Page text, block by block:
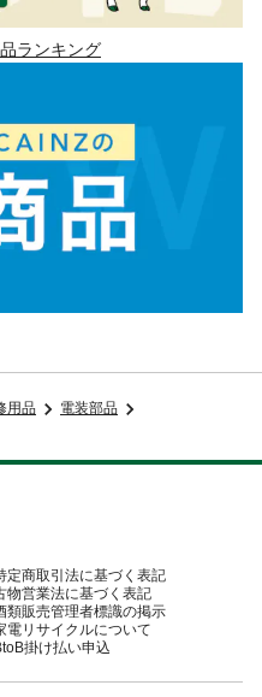
ランキング
用品
電装部品
定商取引法に基づく表記
物営業法に基づく表記
類販売管理者標識の掲示
電リサイクルについて
掛け払い申込